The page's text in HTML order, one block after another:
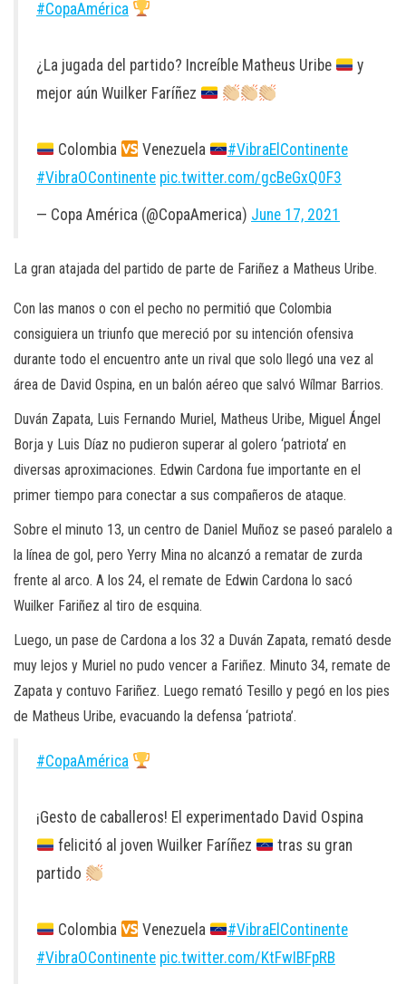
#CopaAmérica
¿La jugada del partido? Increíble Matheus Uribe
y
mejor aún Wuilker Faríñez
Colombia Venezuela
#VibraElContinente
#VibraOContinente pic.twitter.com/gcBeGxQ0F3
— Copa América (@CopaAmerica) June 17, 2021
La gran atajada del partido de parte de Fariñez a Matheus Uribe.
Con las manos o con el pecho no permitió que Colombia
consiguiera un triunfo que mereció por su intención ofensiva
durante todo el encuentro ante un rival que solo llegó una vez al
área de David Ospina, en un balón aéreo que salvó Wílmar Barrios.
Duván Zapata, Luis Fernando Muriel, Matheus Uribe, Miguel Ángel
Borja y Luis Díaz no pudieron superar al golero ‘patriota’ en
diversas aproximaciones. Edwin Cardona fue importante en el
primer tiempo para conectar a sus compañeros de ataque.
Sobre el minuto 13, un centro de Daniel Muñoz se paseó paralelo a
la línea de gol, pero Yerry Mina no alcanzó a rematar de zurda
frente al arco. A los 24, el remate de Edwin Cardona lo sacó
Wuilker Fariñez al tiro de esquina.
Luego, un pase de Cardona a los 32 a Duván Zapata, remató desde
muy lejos y Muriel no pudo vencer a Fariñez. Minuto 34, remate de
Zapata y contuvo Fariñez. Luego remató Tesillo y pegó en los pies
de Matheus Uribe, evacuando la defensa ‘patriota’.
#CopaAmérica
¡Gesto de caballeros! El experimentado David Ospina
felicitó al joven Wuilker Faríñez
tras su gran
partido
Colombia Venezuela
#VibraElContinente
#VibraOContinente pic.twitter.com/KtFwIBFpRB